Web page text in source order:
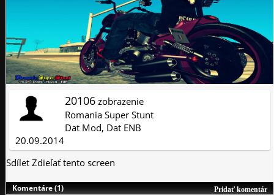
20106 zobrazenie
Romania Super Stunt
Dat Mod, Dat ENB
20.09.2014
Sdílet Zdieľať tento screen
Pridať komentár
Komentáre (1)